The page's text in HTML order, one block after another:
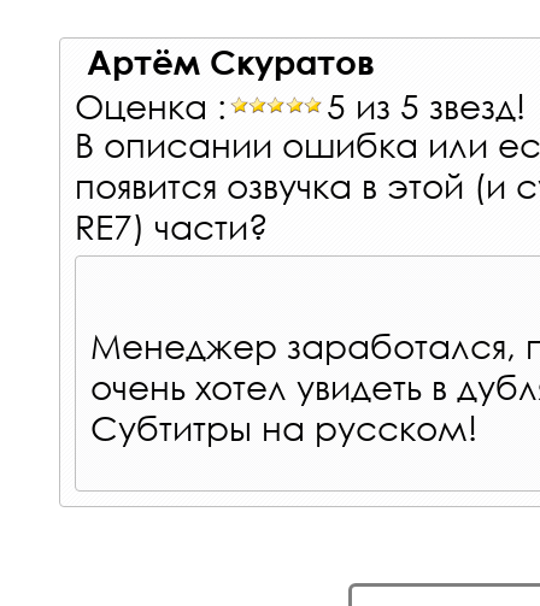
Артём Скуратов
Оценка :
5 из 5 звезд!
В описании ошибка или
появится озвучка в этой
RE7) части?
Менеджер заработался,
очень хотел увидеть в
Субтитры на русском!